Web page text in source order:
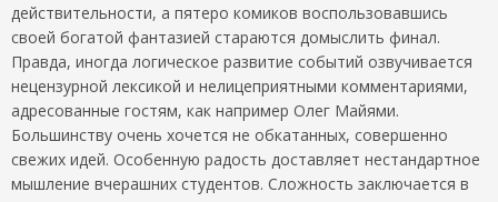
действительности, а пятеро комиков воспользовавшись
своей богатой фантазией стараются домыслить финал.
Правда, иногда логическое развитие событий озвучивается
нецензурной лексикой и нелицеприятными комментариями,
адресованные гостям, как например Олег Майями.
Большинству очень хочется не обкатанных, совершенно
свежих идей. Особенную радость доставляет нестандартное
мышление вчерашних студентов. Сложность заключается в